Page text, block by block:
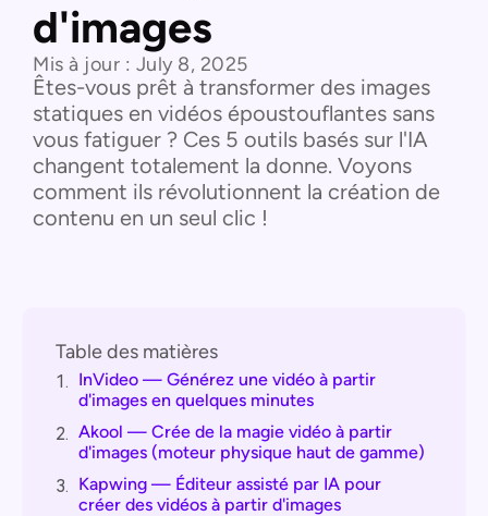
d'images
Mis à jour : July 8, 2025
Êtes-vous prêt à transformer des images
statiques en vidéos époustouflantes sans
vous fatiguer ? Ces 5 outils basés sur l'IA
changent totalement la donne. Voyons
comment ils révolutionnent la création de
contenu en un seul clic !
Table des matières
1. InVideo — Générez une vidéo à partir
d'images en quelques minutes
2. Akool — Crée de la magie vidéo à partir
d'images (moteur physique haut de gamme)
3. Kapwing — Éditeur assisté par IA pour
créer des vidéos à partir d'images